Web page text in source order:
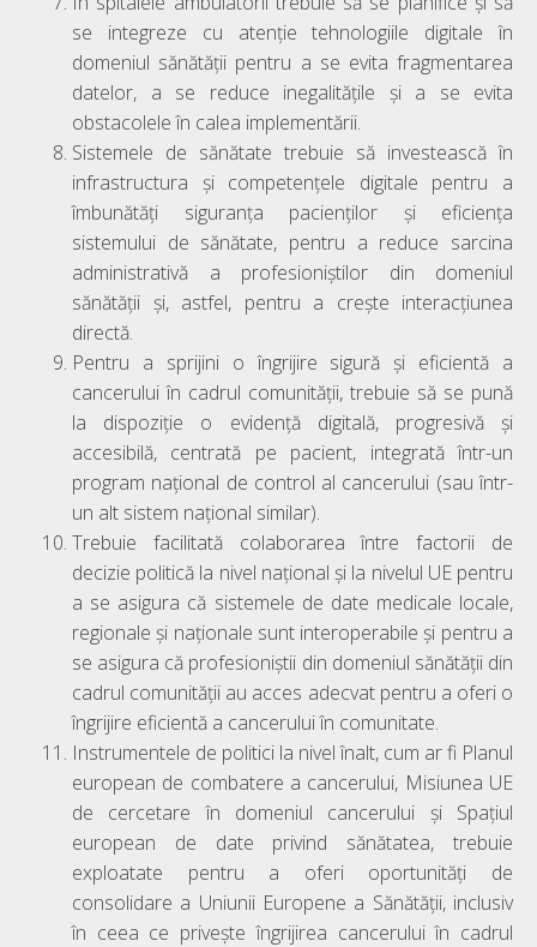
se integreze cu atenție tehnologiile digitale în
domeniul sănătății pentru a se evita fragmentarea
datelor, a se reduce inegalitățile și a se evita
obstacolele în calea implementării.
Sistemele de sănătate trebuie să investească în
infrastructura și competențele digitale pentru a
îmbunătăți siguranța pacienților și eficiența
sistemului de sănătate, pentru a reduce sarcina
administrativă a profesioniștilor din domeniul
sănătății și, astfel, pentru a crește interacțiunea
directă.
Pentru a sprijini o îngrijire sigură și eficientă a
cancerului în cadrul comunității, trebuie să se pună
la dispoziție o evidență digitală, progresivă și
accesibilă, centrată pe pacient, integrată într-un
program național de control al cancerului (sau într-
un alt sistem național similar).
Trebuie facilitată colaborarea între factorii de
decizie politică la nivel național și la nivelul UE pentru
a se asigura că sistemele de date medicale locale,
regionale și naționale sunt interoperabile și pentru a
se asigura că profesioniștii din domeniul sănătății din
cadrul comunității au acces adecvat pentru a oferi o
îngrijire eficientă a cancerului în comunitate.
Instrumentele de politici la nivel înalt, cum ar fi Planul
european de combatere a cancerului, Misiunea UE
de cercetare în domeniul cancerului și Spațiul
european de date privind sănătatea, trebuie
exploatate pentru a oferi oportunități de
consolidare a Uniunii Europene a Sănătății, inclusiv
în ceea ce privește îngrijirea cancerului în cadrul